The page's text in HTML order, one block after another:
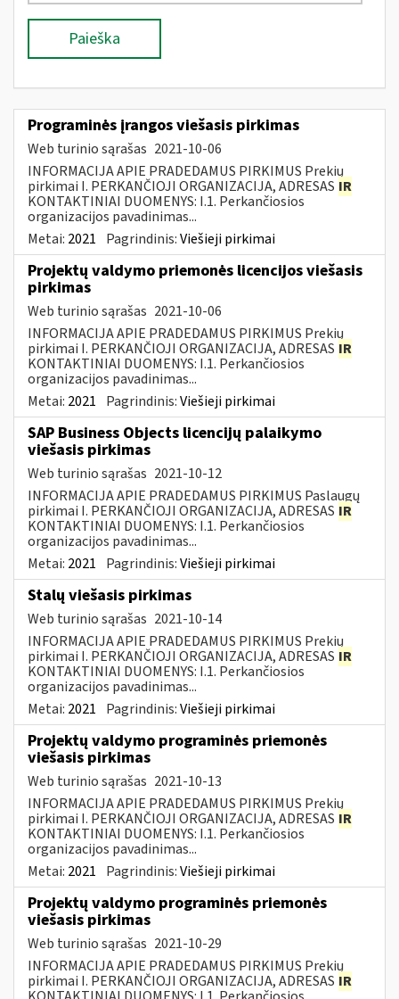
Paieška
Programinės įrangos viešasis pirkimas
Web turinio sąrašas 2021-10-06
INFORMACIJA APIE PRADEDAMUS PIRKIMUS Prekių
pirkimai I. PERKANČIOJI ORGANIZACIJA, ADRESAS IR
KONTAKTINIAI DUOMENYS: I.1. Perkančiosios
organizacijos pavadinimas...
Metai: 2021 Pagrindinis:Viešieji pirkimai
Projektų valdymo priemonės licencijos viešasis
pirkimas
Web turinio sąrašas 2021-10-06
INFORMACIJA APIE PRADEDAMUS PIRKIMUS Prekių
pirkimai I. PERKANČIOJI ORGANIZACIJA, ADRESAS IR
KONTAKTINIAI DUOMENYS: I.1. Perkančiosios
organizacijos pavadinimas...
Metai: 2021 Pagrindinis:Viešieji pirkimai
SAP Business Objects licencijų palaikymo
viešasis pirkimas
Web turinio sąrašas 2021-10-12
INFORMACIJA APIE PRADEDAMUS PIRKIMUS Paslaugų
pirkimai I. PERKANČIOJI ORGANIZACIJA, ADRESAS IR
KONTAKTINIAI DUOMENYS: I.1. Perkančiosios
organizacijos pavadinimas...
Metai: 2021 Pagrindinis:Viešieji pirkimai
Stalų viešasis pirkimas
Web turinio sąrašas 2021-10-14
INFORMACIJA APIE PRADEDAMUS PIRKIMUS Prekių
pirkimai I. PERKANČIOJI ORGANIZACIJA, ADRESAS IR
KONTAKTINIAI DUOMENYS: I.1. Perkančiosios
organizacijos pavadinimas...
Metai: 2021 Pagrindinis:Viešieji pirkimai
Projektų valdymo programinės priemonės
viešasis pirkimas
Web turinio sąrašas 2021-10-13
INFORMACIJA APIE PRADEDAMUS PIRKIMUS Prekių
pirkimai I. PERKANČIOJI ORGANIZACIJA, ADRESAS IR
KONTAKTINIAI DUOMENYS: I.1. Perkančiosios
organizacijos pavadinimas...
Metai: 2021 Pagrindinis:Viešieji pirkimai
Projektų valdymo programinės priemonės
viešasis pirkimas
Web turinio sąrašas 2021-10-29
INFORMACIJA APIE PRADEDAMUS PIRKIMUS Prekių
pirkimai I. PERKANČIOJI ORGANIZACIJA, ADRESAS IR